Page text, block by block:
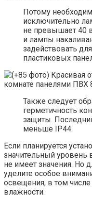
Потому
исключительно
не превышает 40
и лампы
задействовать
пластиковых
Также следует
герметичность
защиты.
меньше IP44.
Если планируется
значительный уровень
не имеет значения. Но
уделите особое
освещения, в том
влажности.